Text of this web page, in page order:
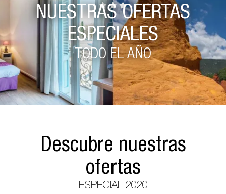
NUESTRAS OFERTAS
ESPECIALES
TODO EL AÑO
Descubre nuestras
ofertas
ESPECIAL 2020